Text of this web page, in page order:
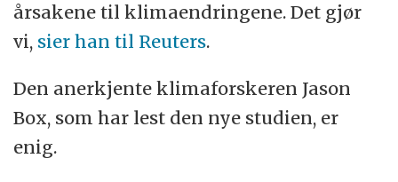
5-sigma-nivå svarer til en statistisk
sikkerhet på 99,99 prosent.
5-sigma-nivå ble også brukt i 2012 til å slå
fast at man hadde funnet Higgs-partikkelen
ved CERN.
årsakene til klimaendringene. Det gjør
vi, sier han til Reuters.
Den anerkjente klimaforskeren Jason
Box, som har lest den nye studien, er
enig.